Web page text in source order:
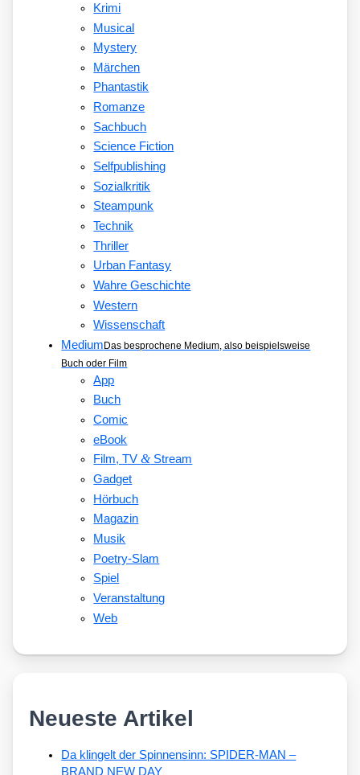
Krimi
Musical
Mystery
Märchen
Phantastik
Romanze
Sachbuch
Science Fiction
Selfpublishing
Sozialkritik
Steampunk
Technik
Thriller
Urban Fantasy
Wahre Geschichte
Western
Wissenschaft
MediumDas besprochene Medium, also beispielsweise
Buch oder Film
App
Buch
Comic
eBook
Film, TV&Stream
Gadget
Hörbuch
Magazin
Musik
Poetry-Slam
Spiel
Veranstaltung
Web
Neueste Artikel
Da klingelt der Spinnensinn: SPIDER-MAN –
BRAND NEW DAY